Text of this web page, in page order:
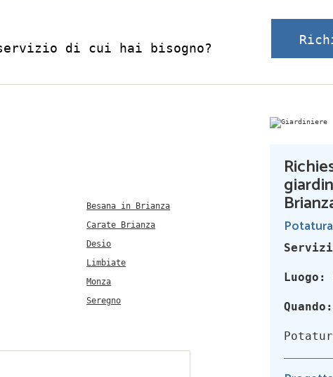
di cui hai bisogno?
Besana in Brianza
Carate Brianza
Desio
Limbiate
Monza
Seregno
Luogo:
Quando: